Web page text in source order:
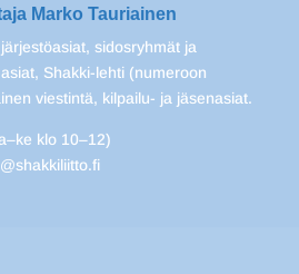
Marko Tauriainen
sidosryhmät ja
Shakki-lehti (numeroon
viestintä, kilpailu- ja jäsenasiat.
klo 10–12)